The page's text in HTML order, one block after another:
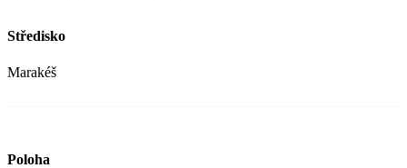
Středisko
Marakéš
Poloha